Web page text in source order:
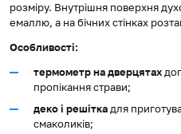
розміру. Внутрішня поверхня
емаллю, а на бічних стінках
Особливості:
термометр на дверцятах
пропікання страви;
деко і решітка для
смаколиків;